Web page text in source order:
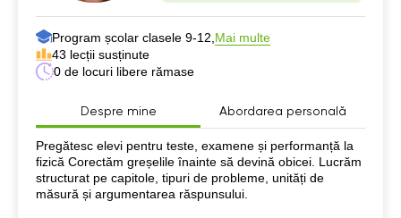
Program școlar clasele 9-12, Mai multe
43 lecții susținute
0 de locuri libere rămase
Despre mine Abordarea personală
Despre mine
Pregătesc elevi pentru teste, examene și performanță la
fizică Corectăm greșelile înainte să devină obicei. Lucrăm
structurat pe capitole, tipuri de probleme, unități de
măsură și argumentarea răspunsului.